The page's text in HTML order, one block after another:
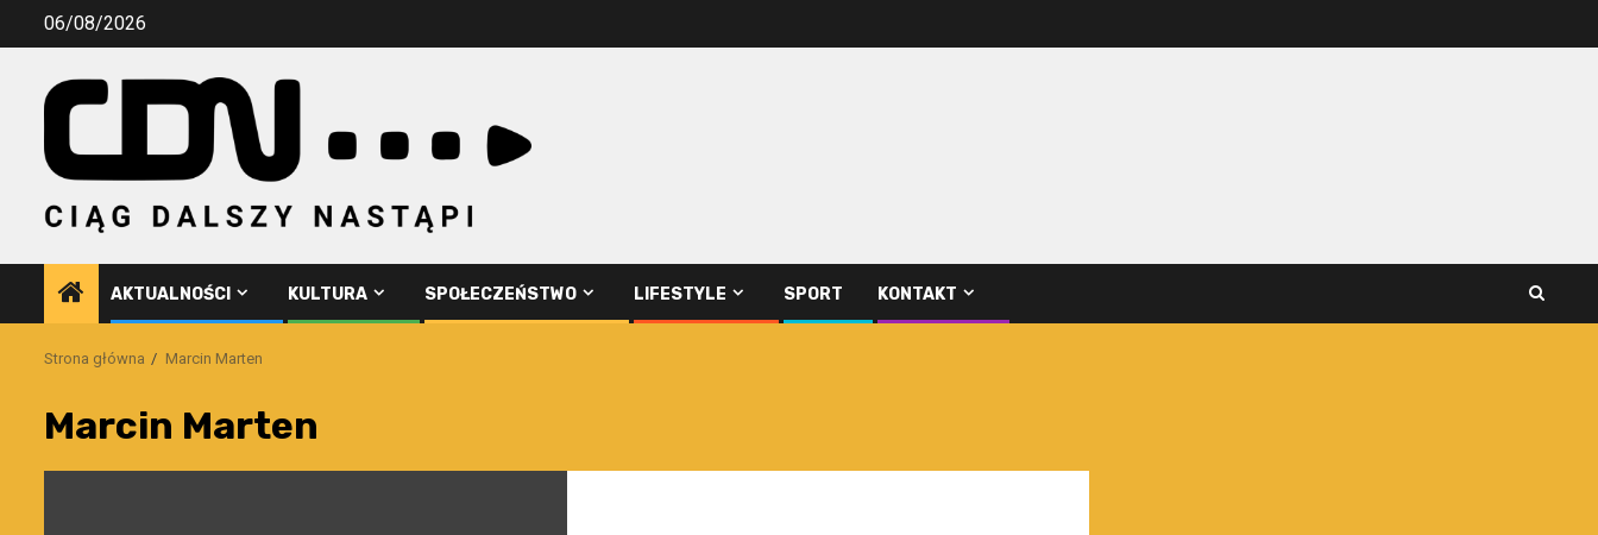
Przejdź06/08/2026
AKTUALNOŚCI KULTURA SPOŁECZEŃSTWO LIFESTYLE SPORT KONTAKT
Strona główna Marcin Marten
Marcin Marten